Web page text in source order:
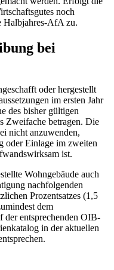
noch
Halbjahres-AfA zu.
bei
oder hergestellt
im ersten Jahr
des bisher gültigen
Zweifache betragen. Die
nicht anzuwenden,
oder Einlage im zweiten
ist.
Wohngebäude auch
nachfolgenden
Prozentsatzes (1,5
dem
der entsprechenden OIB-
in der aktuellen